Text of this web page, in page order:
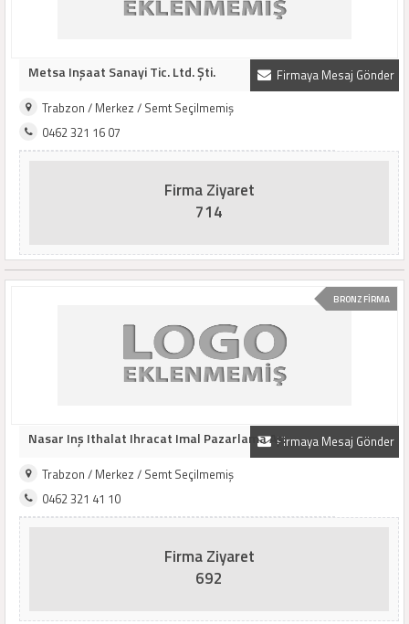
Firmaya Mesaj Gönder
Metsa Inşaat Sanayi Tic. Ltd. Şti.
Trabzon / Merkez / Semt Seçilmemiş
0462 321 16 07
Firma Ziyaret
714
BRONZ FİRMA
Firmaya Mesaj Gönder
Nasar Inş Ithalat Ihracat Imal Pazarlama Aş.
Trabzon / Merkez / Semt Seçilmemiş
0462 321 41 10
Firma Ziyaret
692